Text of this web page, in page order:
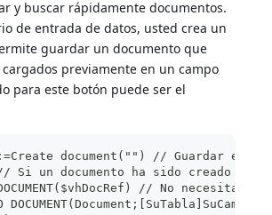
y buscar rápidamente documentos.
de entrada de datos, usted crea un
guardar un documento que
previamente en un campo
para este botón puede ser el
document("") // Guardar el
Si un documento ha sido creado
// No